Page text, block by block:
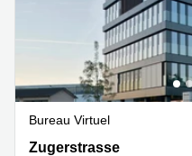
Bureau Virtuel
Zugerstrasse 32, Baar
Zugerstrasse